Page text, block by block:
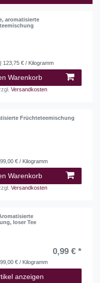
aromatisierte
| 123,75 € / Kilogramm
Warenkorb
Versandkosten
Früchteteemischung
99,00 € / Kilogramm
Warenkorb
Versandkosten
loser Tee
0,99 € *
99,00 € / Kilogramm
anzeigen